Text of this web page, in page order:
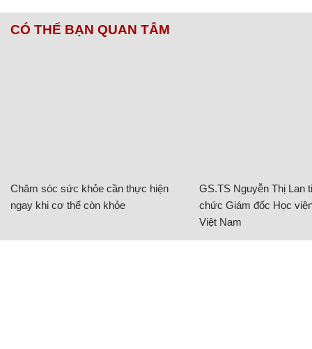
CÓ THỂ BẠN QUAN TÂM
Chăm sóc sức khỏe cần thực hiện
ngay khi cơ thể còn khỏe
GS.TS Nguyễn Thị Lan
chức Giám đốc Học
Việt Nam